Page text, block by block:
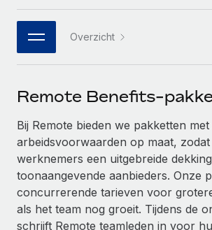
Integraties
Vraag een expert
Krijg hulp van global HR- en
Achtergrondonderzoek
Vereenvoudig het screeningsproces
kandidaten
WERK MET ONS SAMEN
Strategische technologiepartners
Een partner worden
Ontdek hoe je met ons kunt
Binnenkort
Integraties en advies over AI-
CASESTUDY'S
Webinars
Newsroom
Inzicht in salaris en talent
Inzichtencentrum
Support
Alle bronnen bekijken
日本語
한국어
Overzicht
Remote Benefits-
Bij Remote bieden we pakketten
arbeidsvoorwaarden op maat,
werknemers een uitgebreide
toonaangevende aanbieders. Onze
concurrerende tarieven voor
als het team nog groeit. Tijdens de
schrijft Remote teamleden in voor